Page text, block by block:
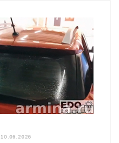
10.06.2026